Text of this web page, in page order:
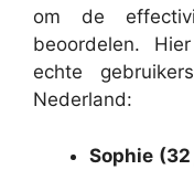
om de
beoordelen.
echte
Nederland:
Sophie